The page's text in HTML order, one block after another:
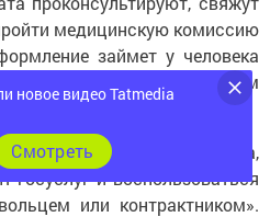
медицинскую комиссию
займет у человека
день в распределительном
контракт.
не выходя из дома,
госуслуг и воспользоваться
или контрактником».
новое видео Tatmedia
Cмотреть